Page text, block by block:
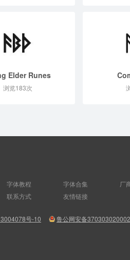
Elder Runes
浏览183次
字体教程 字体合集
厂
联系方式 友情链接
号-10
鲁公网安备